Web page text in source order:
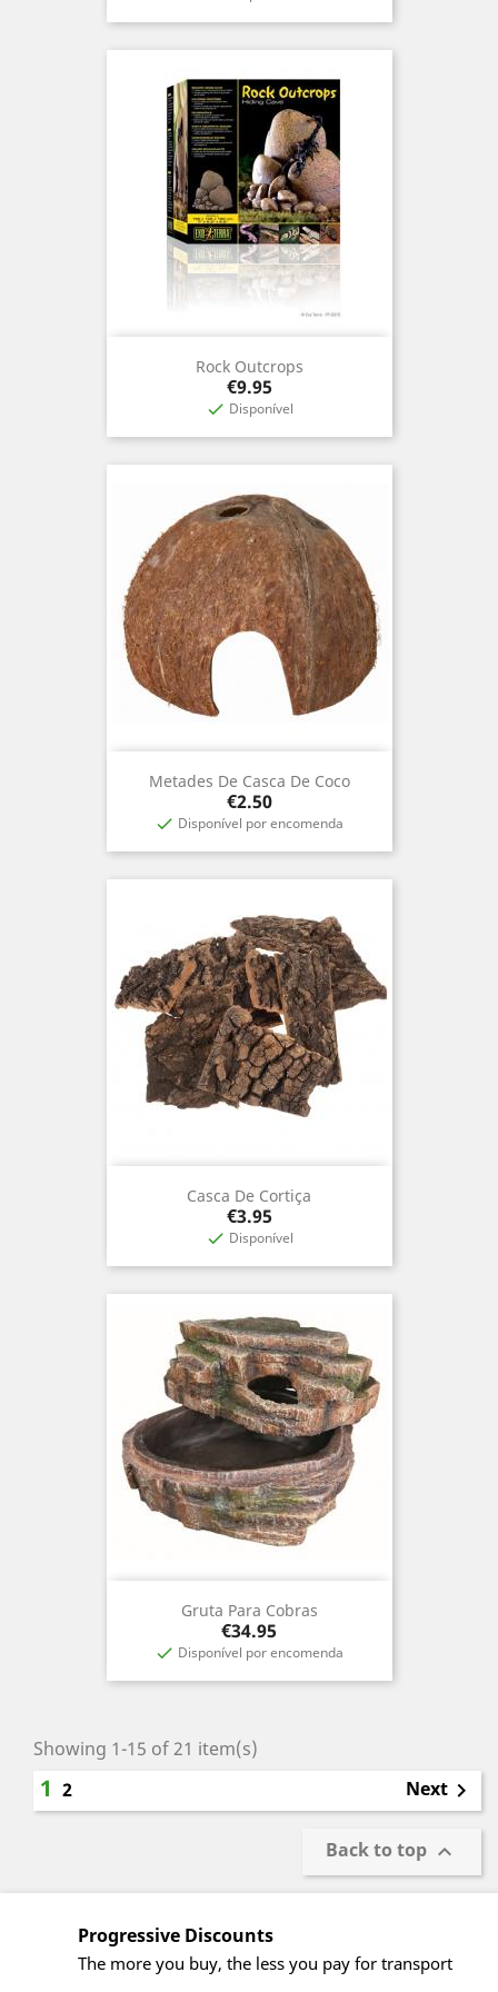
Rock Outcrops
Price
€9.95
 Disponível
Metades De Casca De Coco
Price
€2.50
 Disponível por encomenda
Casca De Cortiça
Price
€3.95
 Disponível
Gruta Para Cobras
Price
€34.95
 Disponível por encomenda
Showing 1-15 of 21 item(s)
1 2 Next 
Back to top 
Progressive Discounts
The more you buy, the less you pay for transport